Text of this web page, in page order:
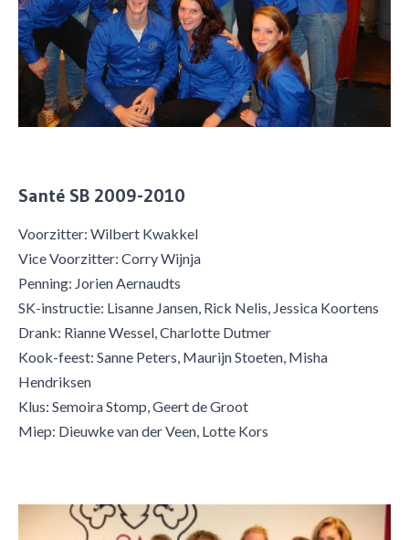
Santé SB 2009-2010
Voorzitter: Wilbert Kwakkel
Vice Voorzitter: Corry Wijnja
Penning: Jorien Aernaudts
SK-instructie: Lisanne Jansen, Rick Nelis, Jessica Koortens
Drank: Rianne Wessel, Charlotte Dutmer
Kook-feest: Sanne Peters, Maurijn Stoeten, Misha
Hendriksen
Klus: Semoira Stomp, Geert de Groot
Miep: Dieuwke van der Veen, Lotte Kors